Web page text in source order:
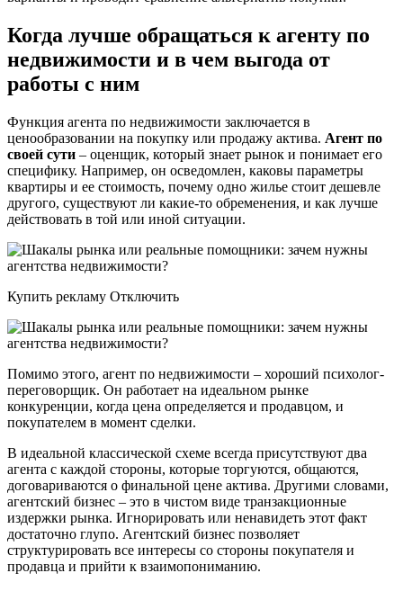
Когда лучше обращаться к агенту по
недвижимости и в чем выгода от
работы с ним
Функция агента по недвижимости заключается в
ценообразовании на покупку или продажу актива. Агент по
своей сути – оценщик, который знает рынок и понимает его
специфику. Например, он осведомлен, каковы параметры
квартиры и ее стоимость, почему одно жилье стоит дешевле
другого, существуют ли какие-то обременения, и как лучше
действовать в той или иной ситуации.
Купить рекламу Отключить
Помимо этого, агент по недвижимости – хороший психолог-
переговорщик. Он работает на идеальном рынке
конкуренции, когда цена определяется и продавцом, и
покупателем в момент сделки.
В идеальной классической схеме всегда присутствуют два
агента с каждой стороны, которые торгуются, общаются,
договариваются о финальной цене актива. Другими словами,
агентский бизнес – это в чистом виде транзакционные
издержки рынка. Игнорировать или ненавидеть этот факт
достаточно глупо. Агентский бизнес позволяет
структурировать все интересы со стороны покупателя и
продавца и прийти к взаимопониманию.